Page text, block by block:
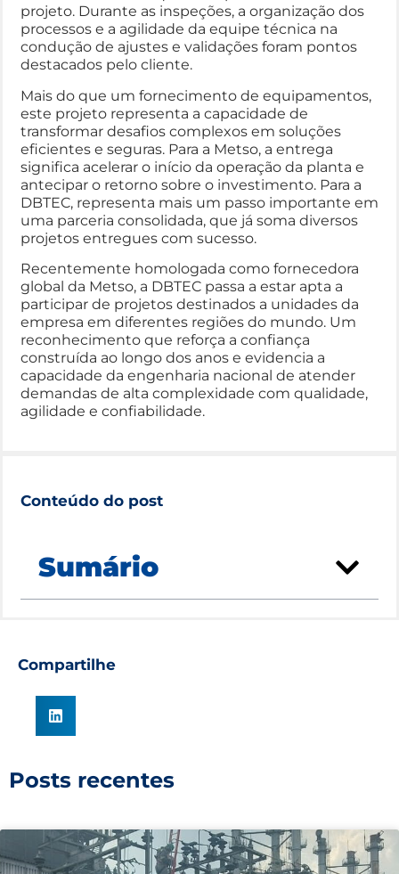
projeto. Durante as inspeções, a organização dos
processos e a agilidade da equipe técnica na
condução de ajustes e validações foram pontos
destacados pelo cliente.
Mais do que um fornecimento de equipamentos,
este projeto representa a capacidade de
transformar desafios complexos em soluções
eficientes e seguras. Para a Metso, a entrega
significa acelerar o início da operação da planta e
antecipar o retorno sobre o investimento. Para a
DBTEC, representa mais um passo importante em
uma parceria consolidada, que já soma diversos
projetos entregues com sucesso.
Recentemente homologada como fornecedora
global da Metso, a DBTEC passa a estar apta a
participar de projetos destinados a unidades da
empresa em diferentes regiões do mundo. Um
reconhecimento que reforça a confiança
construída ao longo dos anos e evidencia a
capacidade da engenharia nacional de atender
demandas de alta complexidade com qualidade,
agilidade e confiabilidade.
Conteúdo do post
Sumário
Compartilhe
Posts recentes